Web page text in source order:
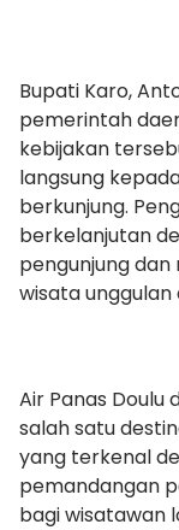
Bupati Karo,
pemerintah
kebijakan
langsung
berkunjung.
berkelanjutan
pengunjung
wisata unggulan
Air Panas Doulu
salah satu
yang terkenal
pemandangan
bagi wisatawan